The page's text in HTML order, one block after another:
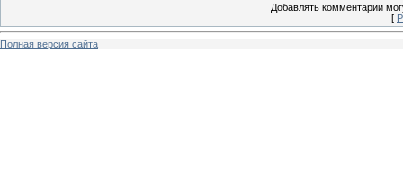
Добавлять комментарии
[
Полная версия сайта